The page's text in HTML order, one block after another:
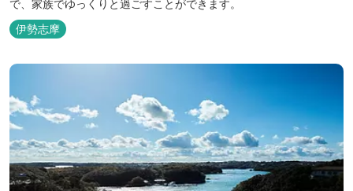
で、家族でゆっくりと過ごすことができます。
伊勢志摩